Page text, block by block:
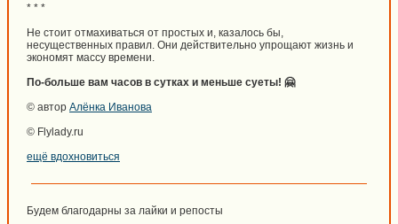
* * *
Не стоит отмахиваться от простых и, казалось бы,
несущественных правил. Они действительно упрощают жизнь и
экономят массу времени.
По-больше вам часов в сутках и меньше суеты! 🤗
© автор Алёнка Иванова
© Flylady.ru
ещё вдохновиться
Будем благодарны за лайки и репосты